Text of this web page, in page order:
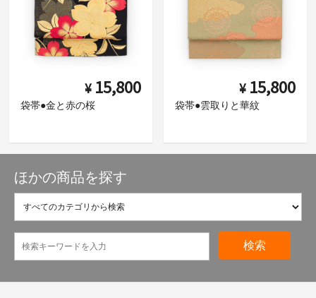
¥ 15,800
袋帯●金と赤の桜
¥ 15,800
袋帯●雲取りと華紋
ほかの商品を探す
検索